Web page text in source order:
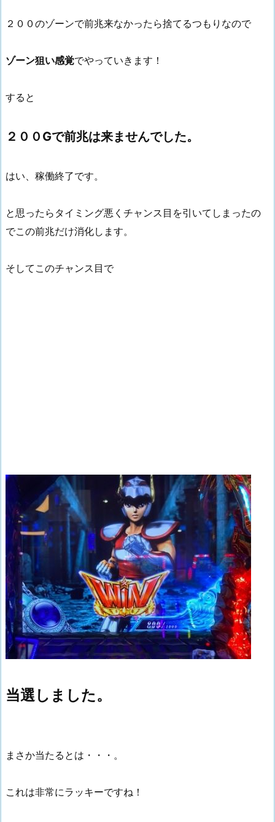
２００のゾーンで前兆来なかったら捨てるつもりなので
ゾーン狙い感覚でやっていきます！
すると
２００Gで前兆は来ませんでした。
はい、稼働終了です。
と思ったらタイミング悪くチャンス目を引いてしまったの
でこの前兆だけ消化します。
そしてこのチャンス目で
当選しました。
まさか当たるとは・・・。
これは非常にラッキーですね！